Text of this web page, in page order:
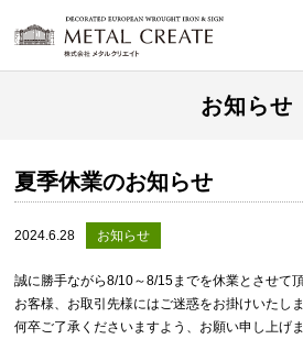
お知らせ
夏季休業のお知らせ
2024.6.28 お知らせ
誠に勝手ながら8/10～8/15までを休業とさせて頂
お客様、お取引先様にはご迷惑をお掛けいたしま
何卒ご了承くださいますよう、お願い申し上げま